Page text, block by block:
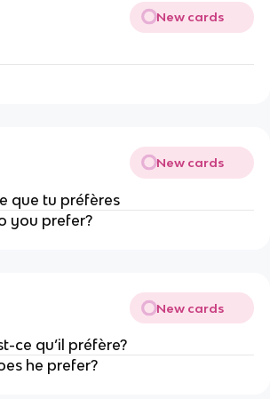
New cards
New cards
que tu préfères
you prefer?
New cards
ce qu’il préfère?
he prefer?